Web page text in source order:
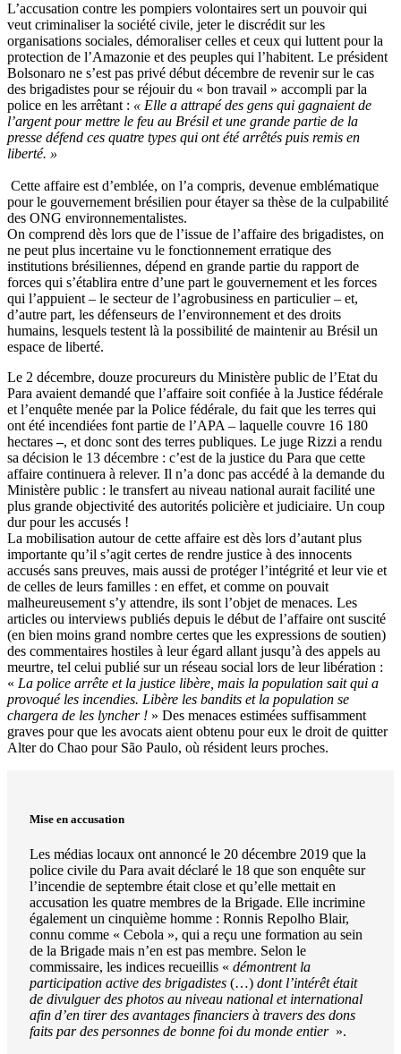
L’accusation contre les pompiers volontaires sert un pouvoir qui
veut criminaliser la société civile, jeter le discrédit sur les
organisations sociales, démoraliser celles et ceux qui luttent pour la
protection de l’Amazonie et des peuples qui l’habitent. Le président
Bolsonaro ne s’est pas privé début décembre de revenir sur le cas
des brigadistes pour se réjouir du « bon travail » accompli par la
police en les arrêtant : « Elle a attrapé des gens qui gagnaient de
l’argent pour mettre le feu au Brésil et une grande partie de la
presse défend ces quatre types qui ont été arrêtés puis remis en
liberté. »
Cette affaire est d’emblée, on l’a compris, devenue emblématique
pour le gouvernement brésilien pour étayer sa thèse de la culpabilité
des ONG environnementalistes.
On comprend dès lors que de l’issue de l’affaire des brigadistes, on
ne peut plus incertaine vu le fonctionnement erratique des
institutions brésiliennes, dépend en grande partie du rapport de
forces qui s’établira entre d’une part le gouvernement et les forces
qui l’appuient – le secteur de l’agrobusiness en particulier – et,
d’autre part, les défenseurs de l’environnement et des droits
humains, lesquels testent là la possibilité de maintenir au Brésil un
espace de liberté.
Le 2 décembre, douze procureurs du Ministère public de l’Etat du
Para avaient demandé que l’affaire soit confiée à la Justice fédérale
et l’enquête menée par la Police fédérale, du fait que les terres qui
ont été incendiées font partie de l’APA – laquelle couvre 16 180
hectares–, et donc sont des terres publiques. Le juge Rizzi a rendu
sa décision le 13 décembre : c’est de la justice du Para que cette
affaire continuera à relever. Il n’a donc pas accédé à la demande du
Ministère public : le transfert au niveau national aurait facilité une
plus grande objectivité des autorités policière et judiciaire. Un coup
dur pour les accusés !
La mobilisation autour de cette affaire est dès lors d’autant plus
importante qu’il s’agit certes de rendre justice à des innocents
accusés sans preuves, mais aussi de protéger l’intégrité et leur vie et
de celles de leurs familles : en effet, et comme on pouvait
malheureusement s’y attendre, ils sont l’objet de menaces. Les
articles ou interviews publiés depuis le début de l’affaire ont suscité
(en bien moins grand nombre certes que les expressions de soutien)
des commentaires hostiles à leur égard allant jusqu’à des appels au
meurtre, tel celui publié sur un réseau social lors de leur libération :
« La police arrête et la justice libère, mais la population sait qui a
provoqué les incendies. Libère les bandits et la population se
chargera de les lyncher ! » Des menaces estimées suffisamment
graves pour que les avocats aient obtenu pour eux le droit de quitter
Alter do Chao pour São Paulo, où résident leurs proches.
Mise en accusation
Les médias locaux ont annoncé le 20 décembre 2019 que la
police civile du Para avait déclaré le 18 que son enquête sur
l’incendie de septembre était close et qu’elle mettait en
accusation les quatre membres de la Brigade. Elle incrimine
également un cinquième homme : Ronnis Repolho Blair,
connu comme « Cebola », qui a reçu une formation au sein
de la Brigade mais n’en est pas membre. Selon le
commissaire, les indices recueillis « démontrent la
participation active des brigadistes (…) dont l’intérêt était
de divulguer des photos au niveau national et international
afin d’en tirer des avantages financiers à travers des dons
faits par des personnes de bonne foi du monde entier ».